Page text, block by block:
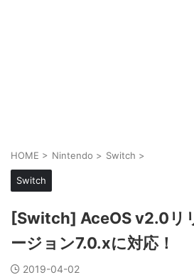
HOME > Nintendo > Switch >
Switch
[Switch] AceOS v2.0リ
ージョン7.0.xに対応！
2019-04-02